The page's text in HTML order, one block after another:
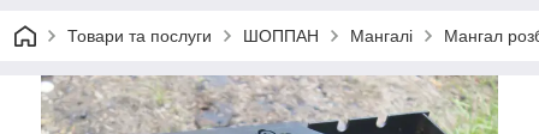
Товари та послуги ШОППАН Мангалі Мангал